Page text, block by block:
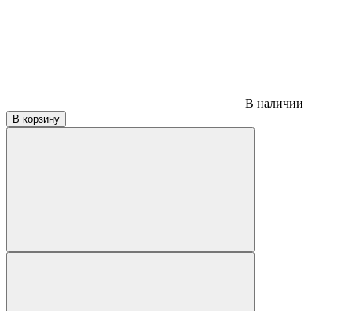
В наличии
В корзину